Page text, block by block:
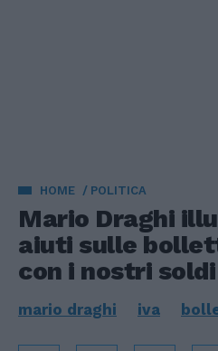
HOME POLITICA
Mario Draghi
aiuti sulle
con i nostri soldi
mario draghi iva